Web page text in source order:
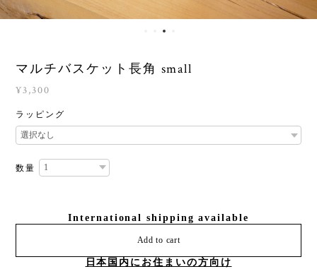
マルチバスケット長角 small
¥3,300
ラッピング
数量
International shipping available
Add to cart
日本国内にお住まいの方向け